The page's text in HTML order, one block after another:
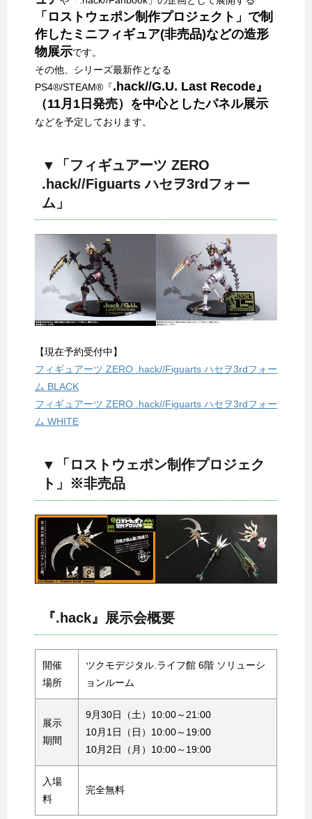
「ロストウェポン制作プロジェクト」で制
作したミニフィギュア(非売品)などの造形
物展示です。
その他、シリーズ最新作となる
PS4®/STEAM®『.hack//G.U. Last Recode』
（11月1日発売）を中心としたパネル展示
などを予定しております。
▼「フィギュアーツ ZERO
.hack//Figuarts ハセヲ3rdフォー
ム」
【現在予約受付中】
フィギュアーツ ZERO .hack//Figuarts ハセヲ3rdフォー
ム BLACK
フィギュアーツ ZERO .hack//Figuarts ハセヲ3rdフォー
ム WHITE
▼「ロストウェポン制作プロジェク
ト」※非売品
『.hack』展示会概要
開催
場所
ツクモデジタル.ライフ館 6階 ソリューシ
ョンルーム
展示
期間
9月30日（土）10:00～21:00
10月1日（日）10:00～19:00
10月2日（月）10:00～19:00
入場
料
完全無料